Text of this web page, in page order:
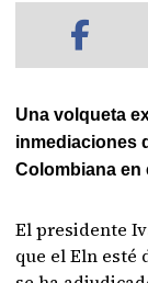
Una volqueta
inmediaciones
Colombiana en
El presidente
que el Eln esté